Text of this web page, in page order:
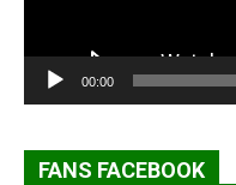
00:00
FANS FACEBOOK